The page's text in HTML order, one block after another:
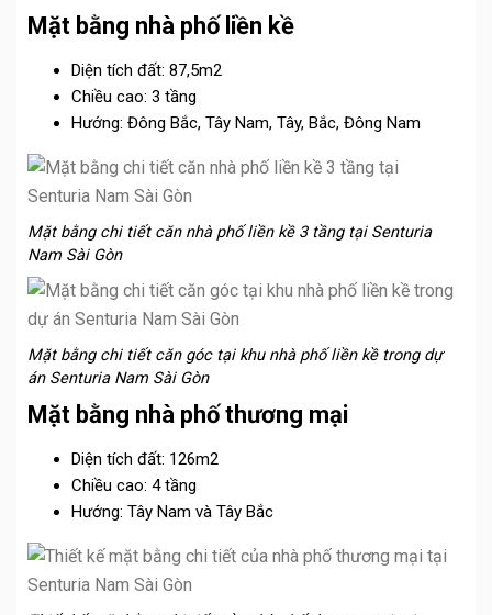
Mặt bằng nhà phố liền kề
Diện tích đất: 87,5m2
Chiều cao: 3 tầng
Hướng: Đông Bắc, Tây Nam, Tây, Bắc, Đông Nam
Mặt bằng chi tiết căn nhà phố liền kề 3 tầng tại Senturia
Nam Sài Gòn
Mặt bằng chi tiết căn góc tại khu nhà phố liền kề trong dự
án Senturia Nam Sài Gòn
Mặt bằng nhà phố thương mại
Diện tích đất: 126m2
Chiều cao: 4 tầng
Hướng: Tây Nam và Tây Bắc